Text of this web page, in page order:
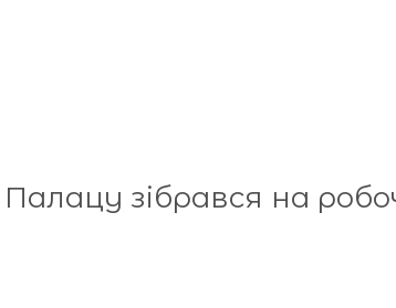
Палацу зібрався на